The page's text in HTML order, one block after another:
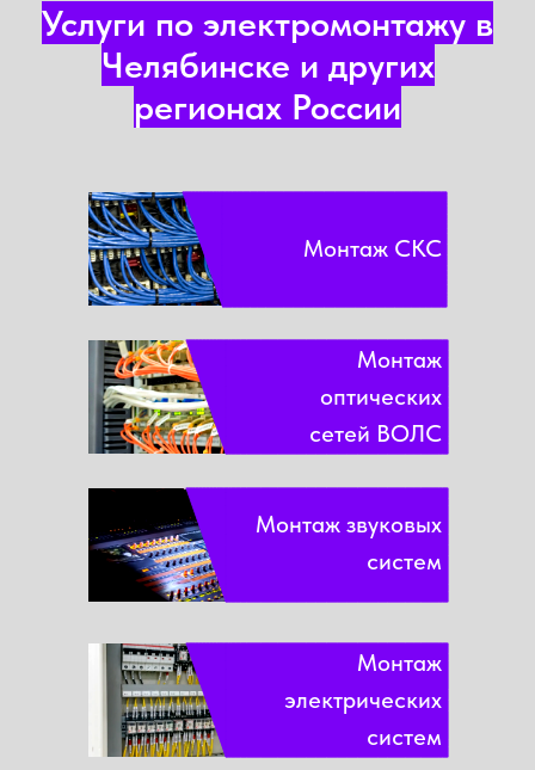
Услуги по электромонтажу в
Челябинске и других
регионах России
Монтаж СКС
Монтаж
оптических
сетей ВОЛС
Монтаж звуковых
систем
Монтаж
электрических
систем